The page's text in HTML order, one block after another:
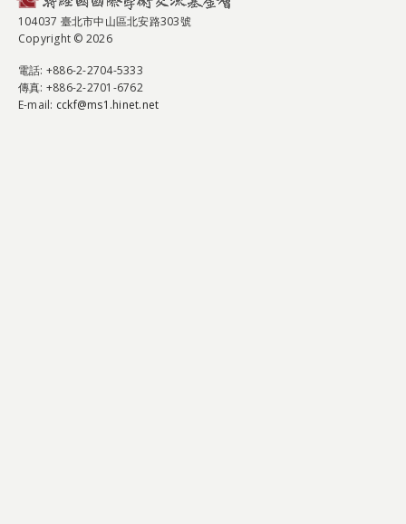
104037 臺北市中山區北安路303號
Copyright © 2026
電話: +886-2-2704-5333
傳真: +886-2-2701-6762
E-mail: cckf@ms1.hinet.net